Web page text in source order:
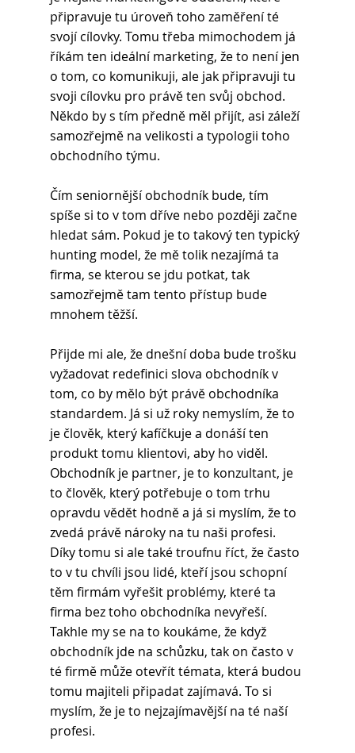
připravuje tu úroveň toho zaměření té
svojí cílovky. Tomu třeba mimochodem já
říkám ten ideální marketing, že to není jen
o tom, co komunikuji, ale jak připravuji tu
svoji cílovku pro právě ten svůj obchod.
Někdo by s tím předně měl přijít, asi záleží
samozřejmě na velikosti a typologii toho
obchodního týmu.
Čím seniornější obchodník bude, tím
spíše si to v tom dříve nebo později začne
hledat sám. Pokud je to takový ten typický
hunting model, že mě tolik nezajímá ta
firma, se kterou se jdu potkat, tak
samozřejmě tam tento přístup bude
mnohem těžší.
Přijde mi ale, že dnešní doba bude trošku
vyžadovat redefinici slova obchodník v
tom, co by mělo být právě obchodníka
standardem. Já si už roky nemyslím, že to
je člověk, který kafíčkuje a donáší ten
produkt tomu klientovi, aby ho viděl.
Obchodník je partner, je to konzultant, je
to člověk, který potřebuje o tom trhu
opravdu vědět hodně a já si myslím, že to
zvedá právě nároky na tu naši profesi.
Díky tomu si ale také troufnu říct, že často
to v tu chvíli jsou lidé, kteří jsou schopní
těm firmám vyřešit problémy, které ta
firma bez toho obchodníka nevyřeší.
Takhle my se na to koukáme, že když
obchodník jde na schůzku, tak on často v
té firmě může otevřít témata, která budou
tomu majiteli připadat zajímavá. To si
myslím, že je to nejzajímavější na té naší
profesi.